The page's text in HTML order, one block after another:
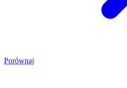
Porównaj